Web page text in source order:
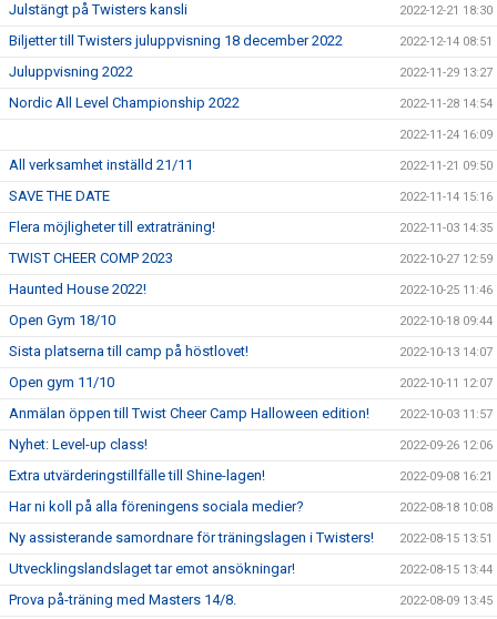
Julstängt på Twisters kansli 2022-12-21 18:30
Biljetter till Twisters juluppvisning 18 december 2022 2022-12-14 08:51
Juluppvisning 2022 2022-11-29 13:27
Nordic All Level Championship 2022 2022-11-28 14:54
2022-11-24 16:09
All verksamhet inställd 21/11 2022-11-21 09:50
SAVE THE DATE 2022-11-14 15:16
Flera möjligheter till extraträning! 2022-11-03 14:35
TWIST CHEER COMP 2023 2022-10-27 12:59
Haunted House 2022! 2022-10-25 11:46
Open Gym 18/10 2022-10-18 09:44
Sista platserna till camp på höstlovet! 2022-10-13 14:07
Open gym 11/10 2022-10-11 12:07
Anmälan öppen till Twist Cheer Camp Halloween edition! 2022-10-03 11:57
Nyhet: Level-up class! 2022-09-26 12:06
Extra utvärderingstillfälle till Shine-lagen! 2022-09-08 16:21
Har ni koll på alla föreningens sociala medier? 2022-08-18 10:08
Ny assisterande samordnare för träningslagen i Twisters! 2022-08-15 13:51
Utvecklingslandslaget tar emot ansökningar! 2022-08-15 13:44
Prova på-träning med Masters 14/8. 2022-08-09 13:45